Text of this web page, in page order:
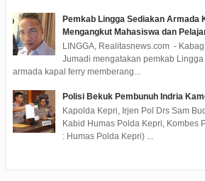
Pemkab Lingga Sediakan Armada
Mengangkut Mahasiswa dan
LINGGA, Realitasnews.com -
Jumadi mengatakan pemkab
armada kapal ferry memberang...
Polisi Bekuk Pembunuh Indria
Kapolda Kepri, Irjen Pol Drs Sam
Kabid Humas Polda Kepri, Kombes
: Humas Polda Kepri) ...